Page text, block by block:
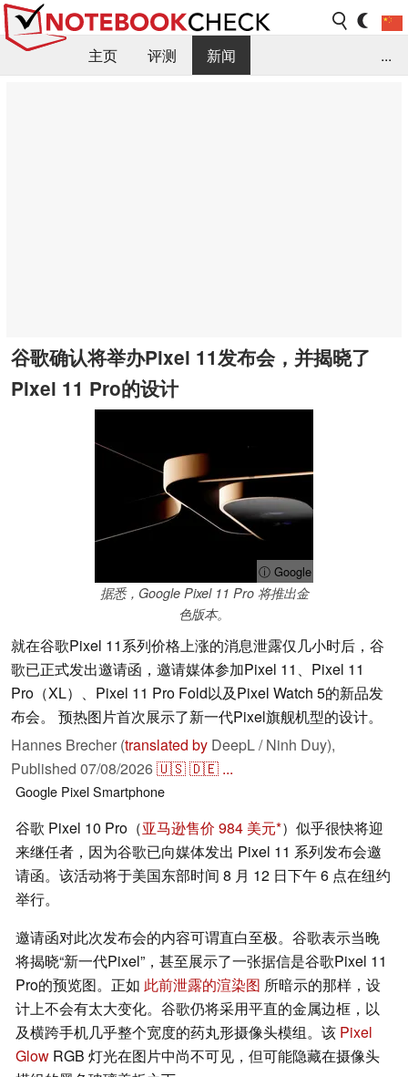
主页 评测
新闻
...
谷歌确认将举办Pixel 11发布会，并揭晓了
Pixel 11 Pro的设计
ⓘ Google
据悉，Google Pixel 11 Pro 将推出金
色版本。
就在谷歌Pixel 11系列价格上涨的消息泄露仅几小时后，谷
歌已正式发出邀请函，邀请媒体参加Pixel 11、Pixel 11
Pro（XL）、Pixel 11 Pro Fold以及Pixel Watch 5的新品发
布会。 预热图片首次展示了新一代Pixel旗舰机型的设计。
Hannes Brecher (translated by DeepL / Ninh Duy),
Published 07/08/2026🇺🇸🇩🇪 ...
Google PixelSmartphone
谷歌 Pixel 10 Pro（亚马逊售价 984 美元 ）似乎很快将迎
来继任者，因为谷歌已向媒体发出 Pixel 11 系列发布会邀
请函。该活动将于美国东部时间 8 月 12 日下午 6 点在纽约
举行。
邀请函对此次发布会的内容可谓直白至极。谷歌表示当晚
将揭晓“新一代Pixel”，甚至展示了一张据信是谷歌Pixel 11
Pro的预览图。正如 此前泄露的渲染图 所暗示的那样，设
计上不会有太大变化。谷歌仍将采用平直的金属边框，以
及横跨手机几乎整个宽度的药丸形摄像头模组。该 Pixel
Glow RGB 灯光在图片中尚不可见，但可能隐藏在摄像头